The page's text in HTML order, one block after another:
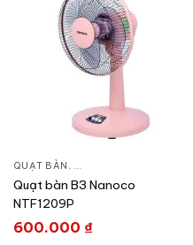
QUẠT BÀN , QUẠT ĐIỆN, QUẠT TRẦN
Quạt bàn B3 Nanoco
NTF1209P
600.000 ₫